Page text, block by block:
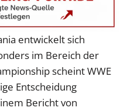
entwickelt sich
im Bereich der
scheint WWE
Entscheidung
Bericht von